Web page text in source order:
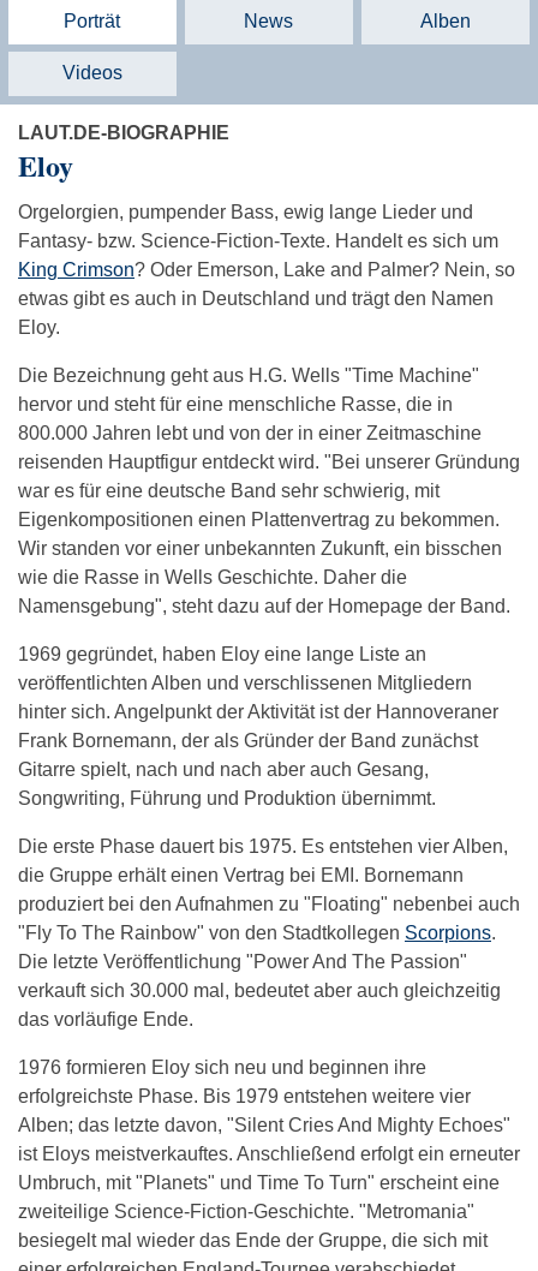
Porträt News Alben
Videos
LAUT.DE-BIOGRAPHIE
Eloy
Orgelorgien, pumpender Bass, ewig lange Lieder und
Fantasy- bzw. Science-Fiction-Texte. Handelt es sich um
King Crimson? Oder Emerson, Lake and Palmer? Nein, so
etwas gibt es auch in Deutschland und trägt den Namen
Eloy.
Die Bezeichnung geht aus H.G. Wells "Time Machine"
hervor und steht für eine menschliche Rasse, die in
800.000 Jahren lebt und von der in einer Zeitmaschine
reisenden Hauptfigur entdeckt wird. "Bei unserer Gründung
war es für eine deutsche Band sehr schwierig, mit
Eigenkompositionen einen Plattenvertrag zu bekommen.
Wir standen vor einer unbekannten Zukunft, ein bisschen
wie die Rasse in Wells Geschichte. Daher die
Namensgebung", steht dazu auf der Homepage der Band.
1969 gegründet, haben Eloy eine lange Liste an
veröffentlichten Alben und verschlissenen Mitgliedern
hinter sich. Angelpunkt der Aktivität ist der Hannoveraner
Frank Bornemann, der als Gründer der Band zunächst
Gitarre spielt, nach und nach aber auch Gesang,
Songwriting, Führung und Produktion übernimmt.
Die erste Phase dauert bis 1975. Es entstehen vier Alben,
die Gruppe erhält einen Vertrag bei EMI. Bornemann
produziert bei den Aufnahmen zu "Floating" nebenbei auch
"Fly To The Rainbow" von den Stadtkollegen Scorpions.
Die letzte Veröffentlichung "Power And The Passion"
verkauft sich 30.000 mal, bedeutet aber auch gleichzeitig
das vorläufige Ende.
1976 formieren Eloy sich neu und beginnen ihre
erfolgreichste Phase. Bis 1979 entstehen weitere vier
Alben; das letzte davon, "Silent Cries And Mighty Echoes"
ist Eloys meistverkauftes. Anschließend erfolgt ein erneuter
Umbruch, mit "Planets" und Time To Turn" erscheint eine
zweiteilige Science-Fiction-Geschichte. "Metromania"
besiegelt mal wieder das Ende der Gruppe, die sich mit